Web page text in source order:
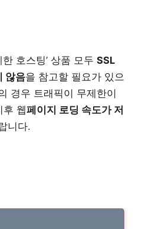
한 호스팅’ 상품 모두 SSL
않음을 참고할 필요가 있으
경우 트래픽이 무제한이
후 웹페이지 로딩 속도가 저
니다.